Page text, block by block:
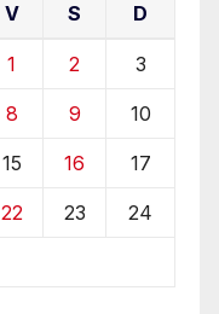
V S D
1 2 3
8 9 10
15 16 17
22 23 24